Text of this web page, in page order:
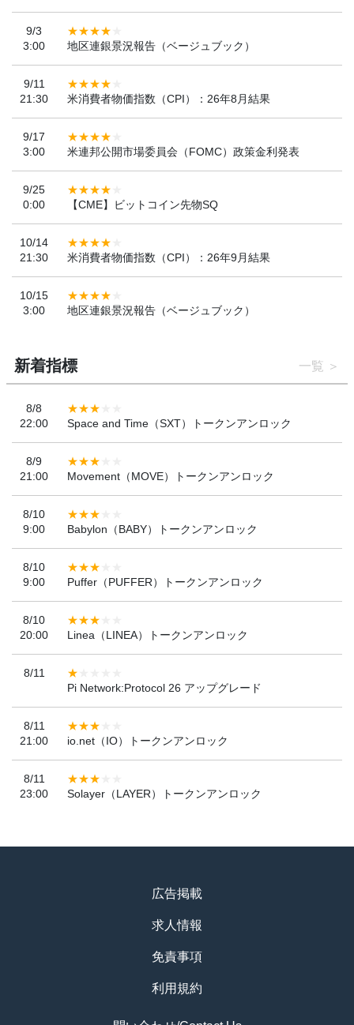
9/3
3:00
地区連銀景況報告（ベージュブック）
9/11
21:30
米消費者物価指数（CPI）：26年8月結果
9/17
3:00
米連邦公開市場委員会（FOMC）政策金利発表
9/25
0:00
【CME】ビットコイン先物SQ
10/14
21:30
米消費者物価指数（CPI）：26年9月結果
10/15
3:00
地区連銀景況報告（ベージュブック）
新着指標 一覧
8/8
22:00
Space and Time（SXT）トークンアンロック
8/9
21:00
Movement（MOVE）トークンアンロック
8/10
9:00
Babylon（BABY）トークンアンロック
8/10
9:00
Puffer（PUFFER）トークンアンロック
8/10
20:00
Linea（LINEA）トークンアンロック
8/11
Pi Network:Protocol 26 アップグレード
8/11
21:00
io.net（IO）トークンアンロック
8/11
23:00
Solayer（LAYER）トークンアンロック
広告掲載
求人情報
免責事項
利用規約